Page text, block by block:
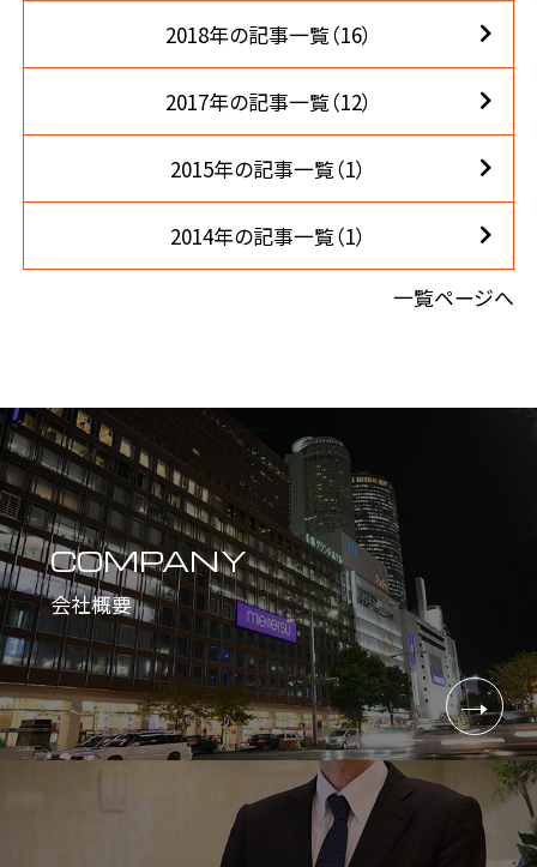
2018年の記事一覧（16）
2017年の記事一覧（12）
2015年の記事一覧（1）
2014年の記事一覧（1）
一覧ページへ
COMPANY
会社概要